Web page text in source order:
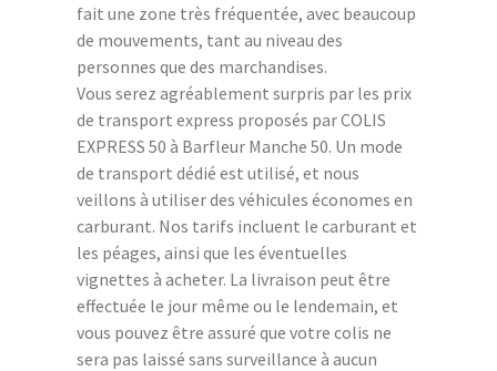
fait une zone très fréquentée, avec beaucoup
de mouvements, tant au niveau des
personnes que des marchandises.
Vous serez agréablement surpris par les prix
de transport express proposés par COLIS
EXPRESS 50 à Barfleur Manche 50. Un mode
de transport dédié est utilisé, et nous
veillons à utiliser des véhicules économes en
carburant. Nos tarifs incluent le carburant et
les péages, ainsi que les éventuelles
vignettes à acheter. La livraison peut être
effectuée le jour même ou le lendemain, et
vous pouvez être assuré que votre colis ne
sera pas laissé sans surveillance à aucun